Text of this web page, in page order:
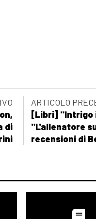
incipit
di
ARTICOLO
[Libri] "Intrigo
"L'allenatore
recensioni di